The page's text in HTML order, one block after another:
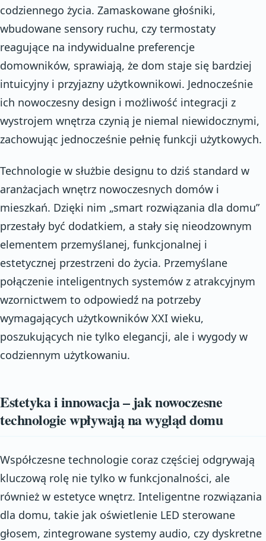
codziennego życia. Zamaskowane głośniki,
wbudowane sensory ruchu, czy termostaty
reagujące na indywidualne preferencje
domowników, sprawiają, że dom staje się bardziej
intuicyjny i przyjazny użytkownikowi. Jednocześnie
ich nowoczesny design i możliwość integracji z
wystrojem wnętrza czynią je niemal niewidocznymi,
zachowując jednocześnie pełnię funkcji użytkowych.
Technologie w służbie designu to dziś standard w
aranżacjach wnętrz nowoczesnych domów i
mieszkań. Dzięki nim „smart rozwiązania dla domu”
przestały być dodatkiem, a stały się nieodzownym
elementem przemyślanej, funkcjonalnej i
estetycznej przestrzeni do życia. Przemyślane
połączenie inteligentnych systemów z atrakcyjnym
wzornictwem to odpowiedź na potrzeby
wymagających użytkowników XXI wieku,
poszukujących nie tylko elegancji, ale i wygody w
codziennym użytkowaniu.
Estetyka i innowacja – jak nowoczesne
technologie wpływają na wygląd domu
Współczesne technologie coraz częściej odgrywają
kluczową rolę nie tylko w funkcjonalności, ale
również w estetyce wnętrz. Inteligentne rozwiązania
dla domu, takie jak oświetlenie LED sterowane
głosem, zintegrowane systemy audio, czy dyskretne